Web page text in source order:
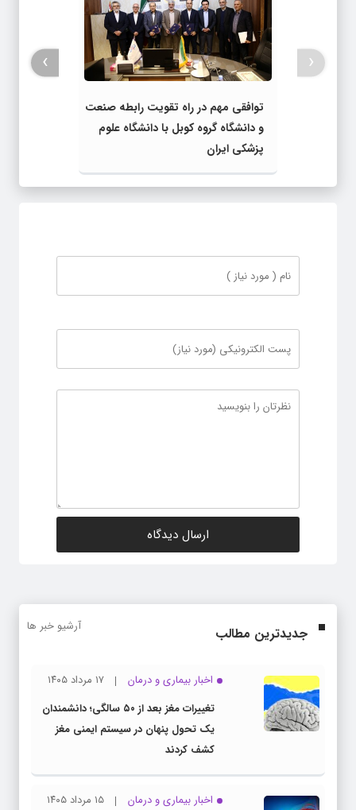
توافقی مهم در راه تقویت رابطه صنعت
و دانشگاه گروه کوبل با دانشگاه علوم
پزشکی ایران
‹
›
جدیدترین مطالب آرشیو خبر ها
اخبار بیماری و درمان
۱۷ مرداد ۱۴۰۵
تغییرات مغز بعد از ۵۰ سالگی؛ دانشمندان
یک تحول پنهان در سیستم ایمنی مغز
کشف کردند
اخبار بیماری و درمان
۱۵ مرداد ۱۴۰۵